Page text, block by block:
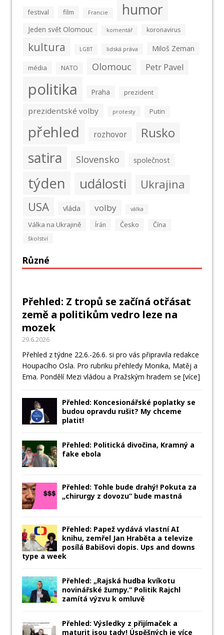
festival film Francie humor
Jeden svět Olomouc komentář koronavirus
kultura LGBT lidská práva Miloš Zeman
média NATO Olomouc Petr Pavel
politika Praha prezident
prezidentské volby protesty Putin
přehled rozhovor Rusko
satira Slovensko společnost
týden události Ukrajina
USA vláda volby válka
Válka na Ukrajině Írán Česko Čína
školství
Různé
Přehled: Z tropů se začíná otřásat
země a politikům vedro leze na
mozek
29.6.2026
Přehled z týdne 22.6.-26.6. si pro vás připravila redakce
Houpacího Osla. Pro rubriku přehledy Monika, Matěj a
Ema. Pondělí Mezi vládou a Pražským hradem se [více]
Přehled: Koncesionářské poplatky se
budou opravdu rušit? My chceme
platit!
Přehled: Politická divočina, Kramný a
fake ebola
Přehled: Tohle bude drahý! Pokuta za
„chirurgy z dovozu“ bude mastná
Přehled: Papež vydává vlastní AI
knihu, zemřel Jan Hraběta a televize
posílá Babišovi dopis. Ups and downs
type a week
Přehled: „Rajská hudba kvíkotu
novinářské žumpy.“ Politik Rajchl
zamítá výzvu k omluvě
Přehled: Výsledky z přijímaček a
maturit jsou tady! Úspěšných je více